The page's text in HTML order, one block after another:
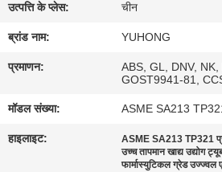
नियंत्रण
संपर्क
करें
एक
उत्पत्ति के प्लेस: चीन
ब्रांड नाम: YUHONG
प्रमाणन:
ABS, GL, DNV,
GOST9941-81,
मॉडल संख्या: ASME SA213
हाइलाइट: ASME SA213 TP321
उच्च तापमान खाद्य उद्योग
फार्मास्युटिकल ग्रेड उज्ज्वल